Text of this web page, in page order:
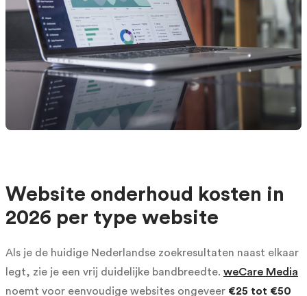
Website onderhoud kosten in
2026 per type website
Als je de huidige Nederlandse zoekresultaten naast elkaar
legt, zie je een vrij duidelijke bandbreedte. weCare Media
noemt voor eenvoudige websites ongeveer €25 tot €50